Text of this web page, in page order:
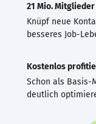
21 Mio. Mitglieder
Knüpf neue
besseres Job-
Kostenlos
Schon als Basis-
deutlich